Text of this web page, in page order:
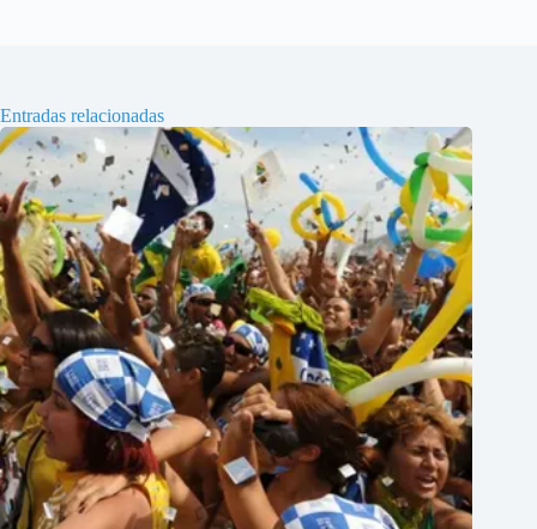
Entradas relacionadas